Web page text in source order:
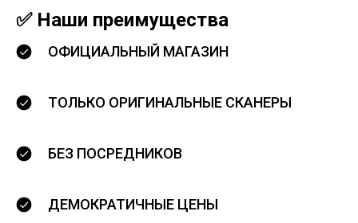
✅ Наши преимущества
ОФИЦИАЛЬНЫЙ МАГАЗИН
ТОЛЬКО ОРИГИНАЛЬНЫЕ СКАНЕРЫ
БЕЗ ПОСРЕДНИКОВ
ДЕМОКРАТИЧНЫЕ ЦЕНЫ